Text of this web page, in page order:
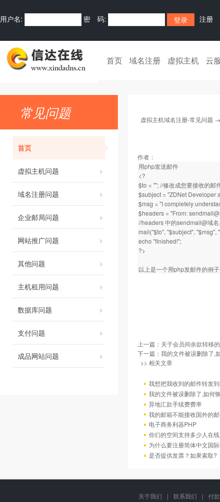
用户名: 密 码: 注册
首页 域名注册 虚拟主机 云
常见问题
首页
虚拟主机问题
域名注册问题
企业邮局问题
网站推广问题
其他问题
主机租用问题
数据库问题
支付问题
成品网站问题
虚拟主机域名注册-常见问题
作者：
用php发送邮件
<?
$to = ""; //修改成您要接收的邮
$subject = "ZDNet
$msg = "I completely
$headers = "From:
//headers 中的sendmail@域
mail("$to", "$subject", "$msg",
echo "finished!";
?>
以上是一个用php发邮件的例
上一篇： 关于会员间余款转移
下一篇： 我的文件被误删除了,
>> 相关文章
我想把我收到的邮件转发
我的文件被误删除了,如何
异地汇款手续费费率
我的邮箱不能接收国外的
电子商务利器PHP
你们的空间支持多少人在
为什么要注册简体中文国
是否提供发票？如果索取?
关于我们 | 联系我们 |
付